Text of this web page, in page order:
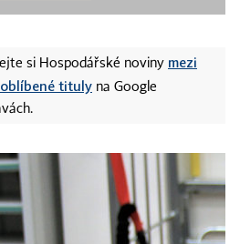
si Hospodářské noviny mezi
tituly na Google